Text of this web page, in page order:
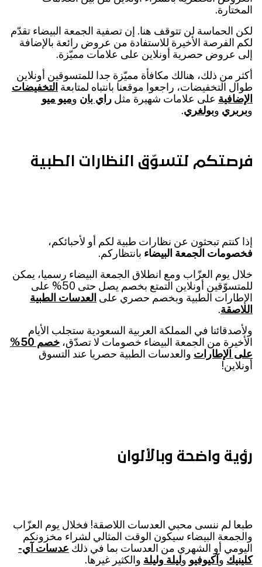
المختارة.
لكن الحماسة لن تتوقف هنا. إن تصفية الجمعة البيضاء تقدّم
لكم الفرصة الأخيرة للاستفادة من عروض رائعة بالإضافة
إلى عروض حصرية أونلاين على علامات مميّزة.
أكثر من ذلك، هنالك مكافأة مميّزة جدا للمتسوقين أونلاين
طوال التخفيضات، راجعوا موقعنا بانتباه لمتابعة التخفيضات
الإضافية على علامات شهيرة مثل راي بان وميو ميو
وبربري وبولغري.
فرصتكم لتسوّق النظارات الطبية
إذا كنتم تبحثون عن نظارات طبية لكم أو لأحبائكم،
فخصومات الجمعة البيضاء بانتظاركم.
خلال يوم العزّاب ومع انطلاق الجمعة البيضاء رسميا، يمكن
للمتسوّقين أونلاين التمتع بخصم يصل حتى 50% على
الإطارات الطبية وبخصم حصري على العدسات الطبية
اللاصقة.
ولأصدقائنا في المملكة العربية السعودية ستجلب الأيام
الأخيرة من الجمعة البيضاء خصومات لا تصدّق،
خصم 50%
على الإطارات والعدسات الطبية حصريا عند التسوق
أونلاين!
رؤية واضحة وبالألوان
طبعا لم ننسى محبي العدسات اللاصقة! فخلال يوم العزّاب
والجمعة البيضاء سيكون الوقت المثالي لشراء مخزونكم
اليومي أو الشهري من العدسات بما في ذلك عدسات آي-
كلينيك و آكيوفيو وليلة وليلة والكثير غيرها.